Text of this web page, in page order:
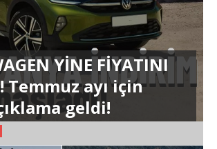
YİNE FİYATINI
Temmuz ayı için
geldi!